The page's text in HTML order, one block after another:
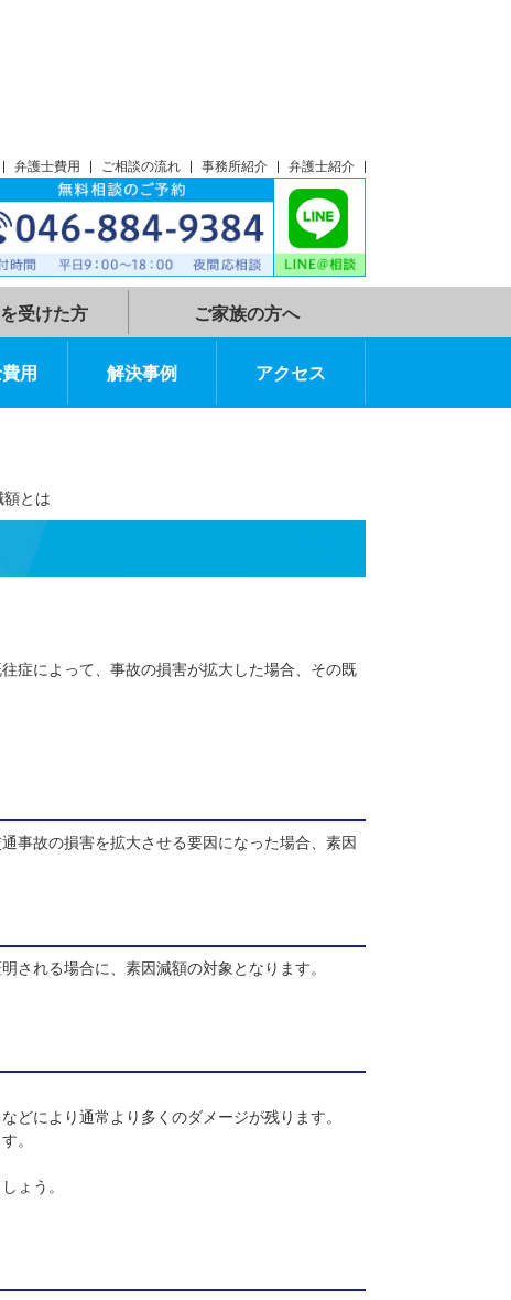
アクセス 弁護士費用 ご相談の流れ 事務所紹介
弁護士費用 解決事例 アクセス
】
た特徴や既往症によって、事故の損害が拡大した場合、その既
傾向が、交通事故の損害を拡大させる要因になった場合、素因
関係性が証明される場合に、素因減額の対象となります。
ります。
を主張します。